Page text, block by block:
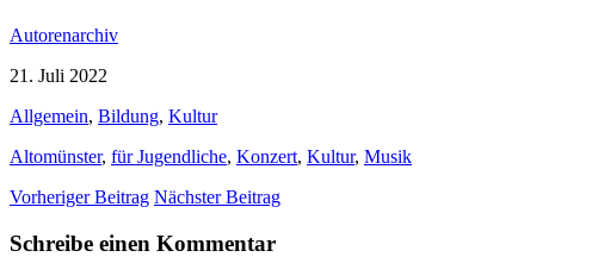
Autorenarchiv
21. Juli 2022
Allgemein, Bildung, Kultur
Altomünster, für Jugendliche, Konzert, Kultur, Musik
Vorheriger Beitrag Nächster Beitrag
Schreibe einen Kommentar